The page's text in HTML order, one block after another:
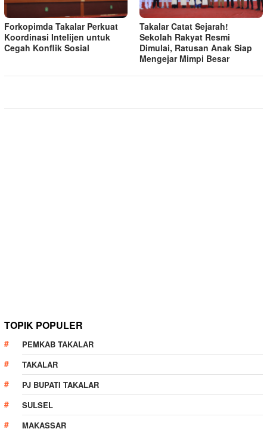
Forkopimda Takalar Perkuat
Koordinasi Intelijen untuk
Cegah Konflik Sosial
Takalar Catat Sejarah!
Sekolah Rakyat Resmi
Dimulai, Ratusan Anak Siap
Mengejar Mimpi Besar
TOPIK POPULER
PEMKAB TAKALAR
TAKALAR
PJ BUPATI TAKALAR
SULSEL
MAKASSAR